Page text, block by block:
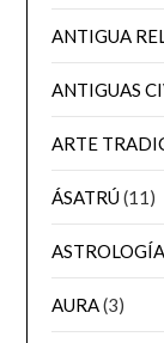
ANTIGUA
ANTIGUAS
ARTE
ÁSATRÚ(11)
ASTROLOGÍA
AURA(3)